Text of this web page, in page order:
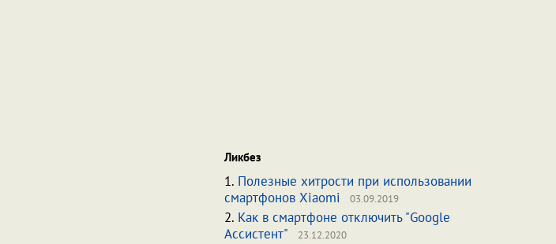
Ликбез
1. Полезные хитрости при использовании
смартфонов Xiaomi
03.09.2019
2. Как в смартфоне отключить "Google
Ассистент"
23.12.2020